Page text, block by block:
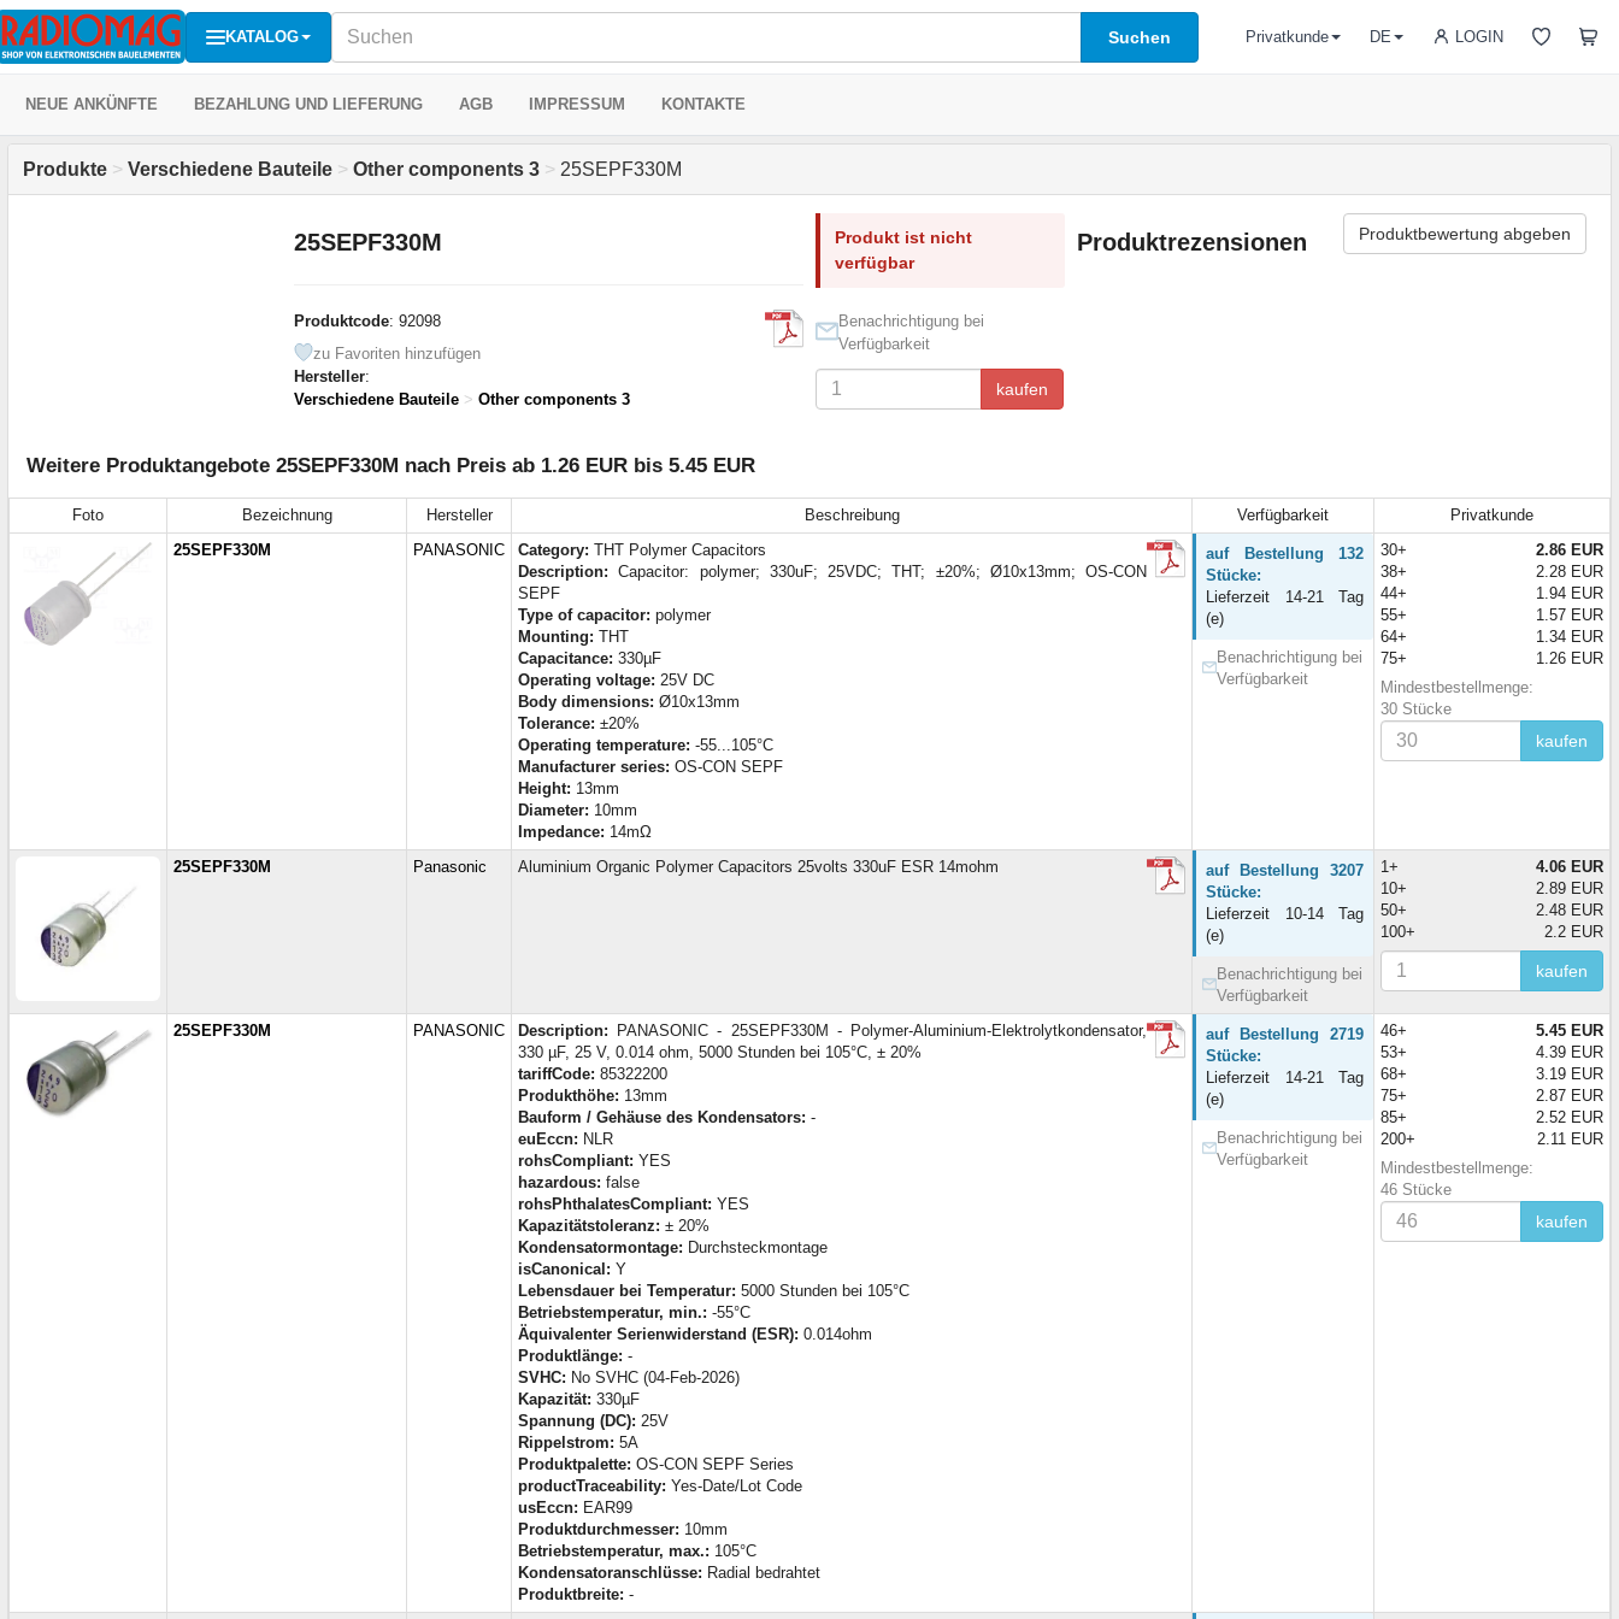
KATALOG Suchen LOGIN
Privatkunde DE
NEUE ANKÜNFTE BEZAHLUNG UND LIEFERUNG AGB IMPRESSUM KONTAKTE
Produkte > Verschiedene Bauteile > Other components 3 > 25SEPF330M
25SEPF330M
Produktcode: 92098
zu Favoriten hinzufügen
Hersteller:
Verschiedene Bauteile > Other components 3
Produkt ist nicht
verfügbar
Benachrichtigung bei
Verfügbarkeit
kaufen
Produktrezensionen Produktbewertung abgeben
Weitere Produktangebote 25SEPF330M nach Preis ab 1.26 EUR bis 5.45 EUR
Foto Bezeichnung Hersteller Beschreibung Verfügbarkeit
Privatkunde
25SEPF330M
PANASONIC Category: THT Polymer Capacitors
Description: Capacitor: polymer; 330uF; 25VDC; THT; ±20%; Ø10x13mm; OS-CON
SEPF
Type of capacitor: polymer
Mounting: THT
Capacitance: 330µF
Operating voltage: 25V DC
Body dimensions: Ø10x13mm
Tolerance: ±20%
Operating temperature: -55...105°C
Manufacturer series: OS-CON SEPF
Height: 13mm
Diameter: 10mm
Impedance: 14mΩ
auf Bestellung 132
Stücke:
Lieferzeit 14-21 Tag
(e)
Benachrichtigung bei
Verfügbarkeit
30+
2.86 EUR
38+
2.28 EUR
44+
1.94 EUR
55+
1.57 EUR
64+
1.34 EUR
75+
1.26 EUR
Mindestbestellmenge:
30 Stücke
kaufen
25SEPF330M Panasonic Aluminium Organic Polymer Capacitors 25volts 330uF ESR 14mohm
auf Bestellung 3207
Stücke:
Lieferzeit 10-14 Tag
(e)
Benachrichtigung bei
Verfügbarkeit
1+
4.06 EUR
10+
2.89 EUR
50+
2.48 EUR
100+
2.2 EUR
kaufen
25SEPF330M PANASONIC Description: PANASONIC - 25SEPF330M - Polymer-Aluminium-Elektrolytkondensator,
330 µF, 25 V, 0.014 ohm, 5000 Stunden bei 105°C, ± 20%
tariffCode: 85322200
Produkthöhe: 13mm
Bauform / Gehäuse des Kondensators: -
euEccn: NLR
rohsCompliant: YES
hazardous: false
rohsPhthalatesCompliant: YES
Kapazitätstoleranz: ± 20%
Kondensatormontage: Durchsteckmontage
isCanonical: Y
Lebensdauer bei Temperatur: 5000 Stunden bei 105°C
Betriebstemperatur, min.: -55°C
Äquivalenter Serienwiderstand (ESR): 0.014ohm
Produktlänge: -
SVHC: No SVHC (04-Feb-2026)
Kapazität: 330µF
Spannung (DC): 25V
Rippelstrom: 5A
Produktpalette: OS-CON SEPF Series
productTraceability: Yes-Date/Lot Code
usEccn: EAR99
Produktdurchmesser: 10mm
Betriebstemperatur, max.: 105°C
Kondensatoranschlüsse: Radial bedrahtet
Produktbreite: -
auf Bestellung 2719
Stücke:
Lieferzeit 14-21 Tag
(e)
Benachrichtigung bei
Verfügbarkeit
46+
5.45 EUR
53+
4.39 EUR
68+
3.19 EUR
75+
2.87 EUR
85+
2.52 EUR
200+
2.11 EUR
Mindestbestellmenge:
46 Stücke
kaufen